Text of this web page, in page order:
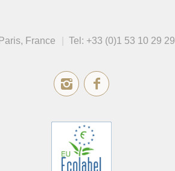
France Tel: +33 (0)1 53 10 29 29